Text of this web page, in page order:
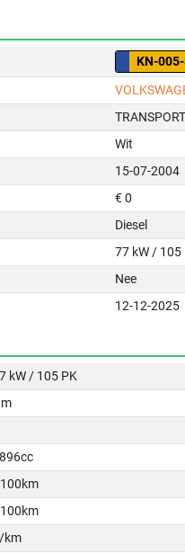
KN-
Wit
15-07-2004
€ 0
Diesel
77 kW / 105
Nee
12-12-2025
kW / 105 PK
km